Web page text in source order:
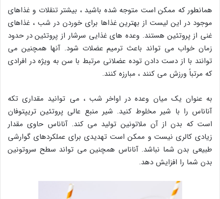
همانطور که ممکن است متوجه شده باشید ، بیشتر تنقلات و غذاهای
موجود در این لیست از بهترین غذاها برای خوردن در شب ، غذاهای
غنی از پروتئین هستند. وعده های غذایی سرشار از پروتئین در حدود
زمان خواب می تواند باعث ترمیم عضلات شود. آنها همچنین می
توانند با از دست دادن توده عضلانی مرتبط با سن به ویژه در افرادی
که مرتباً ورزش می کنند ، مبارزه کنند.
به عنوان یک میان وعده در اواخر شب ، می توانید مقداری تکه
آناناس را با شیر مخلوط کنید. شیر منبع عالی پروتئین تریپتوفان
است که بدن از آن ملاتونین تولید می کند. آناناس حاوی مقدار
زیادی کالری نیست و ممکن است تهدیدی برای عملکردهای گوارشی
طبیعی بدن شما نباشد. آناناس همچنین می تواند سطح سروتونین
بدن شما را افزایش دهد.